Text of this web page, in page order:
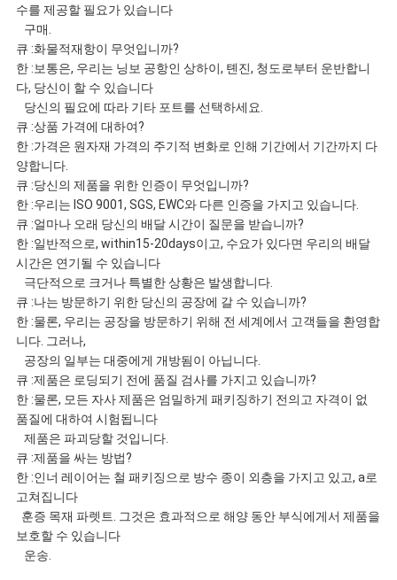
수를 제공할 필요가 있습니다
구매.
큐 :화물적재항이 무엇입니까?
한 :보통은, 우리는 닝보 공항인 상하이, 톈진, 청도로부터 운반합니
다, 당신이 할 수 있습니다
당신의 필요에 따라 기타 포트를 선택하세요.
큐 :상품 가격에 대하여?
한 :가격은 원자재 가격의 주기적 변화로 인해 기간에서 기간까지 다
양합니다.
큐 :당신의 제품을 위한 인증이 무엇입니까?
한 :우리는 ISO 9001, SGS, EWC와 다른 인증을 가지고 있습니다.
큐 :얼마나 오래 당신의 배달 시간이 질문을 받습니까?
한 :일반적으로, within15-20days이고, 수요가 있다면 우리의 배달
시간은 연기될 수 있습니다
극단적으로 크거나 특별한 상황은 발생합니다.
큐 :나는 방문하기 위한 당신의 공장에 갈 수 있습니까?
한 :물론, 우리는 공장을 방문하기 위해 전 세계에서 고객들을 환영합
니다. 그러나,
공장의 일부는 대중에게 개방됨이 아닙니다.
큐 :제품은 로딩되기 전에 품질 검사를 가지고 있습니까?
한 :물론, 모든 자사 제품은 엄밀하게 패키징하기 전의고 자격이 없
품질에 대하여 시험됩니다
제품은 파괴당할 것입니다.
큐 :제품을 싸는 방법?
한 :인너 레이어는 철 패키징으로 방수 종이 외층을 가지고 있고, a로
고쳐집니다
훈증 목재 파렛트. 그것은 효과적으로 해양 동안 부식에게서 제품을
보호할 수 있습니다
운송.